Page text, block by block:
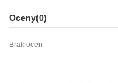
Oceny(0)
Brak ocen